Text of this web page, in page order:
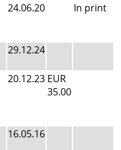
24.06.20 In print
29.12.24
20.12.23 EUR
35.00
16.05.16